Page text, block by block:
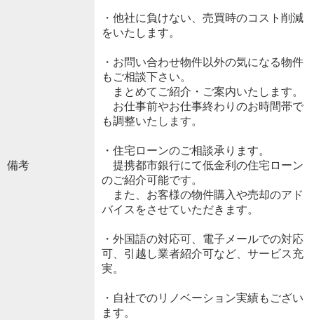
備考
・他社に負けない、売買時のコスト削減
をいたします。
・お問い合わせ物件以外の気になる物件
もご相談下さい。
まとめてご紹介・ご案内いたします。
お仕事前やお仕事終わりのお時間帯で
も調整いたします。
・住宅ローンのご相談承ります。
提携都市銀行にて低金利の住宅ローン
のご紹介可能です。
また、お客様の物件購入や売却のアド
バイスをさせていただきます。
・外国語の対応可、電子メールでの対応
可、引越し業者紹介可など、サービス充
実。
・自社でのリノベーション実績もござい
ます。